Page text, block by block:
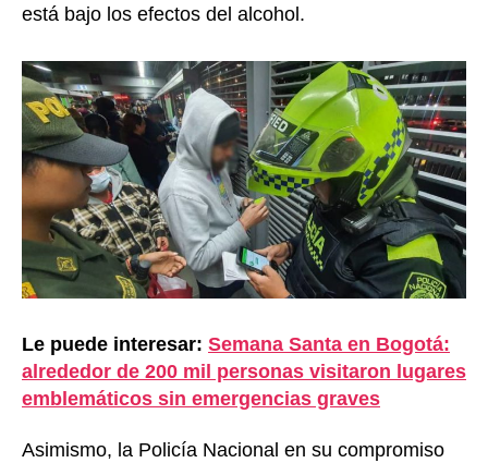
está bajo los efectos del alcohol.
Le puede interesar: Semana Santa en Bogotá:
alrededor de 200 mil personas visitaron lugares
emblemáticos sin emergencias graves
Asimismo, la Policía Nacional en su compromiso